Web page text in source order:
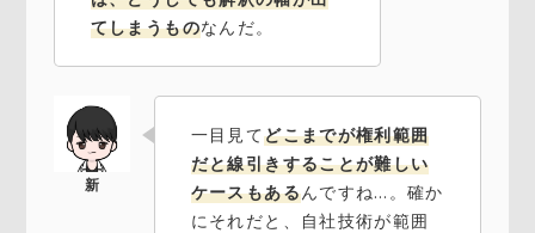
てしまうものなんだ。
一目見てどこまでが権利範囲
だと線引きすることが難しい
ケースもあるんですね…。確か
にそれだと、自社技術が範囲